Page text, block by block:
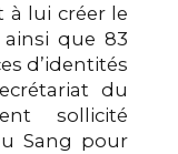
à lui créer le
que 83
d’identités
du
sollicité
Sang pour